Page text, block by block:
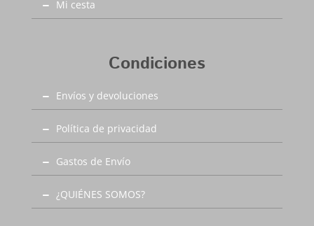
Mi cesta
Condiciones
Envíos y devoluciones
Política de privacidad
Gastos de Envío
¿QUIÉNES SOMOS?